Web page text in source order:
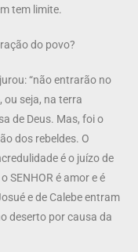
tem limite.
do povo?
“não entrarão no
ou seja, na terra
de Deus. Mas, foi o
dos rebeldes. O
é o juízo de
SENHOR é amor e é
e de Calebe entram
deserto por causa da